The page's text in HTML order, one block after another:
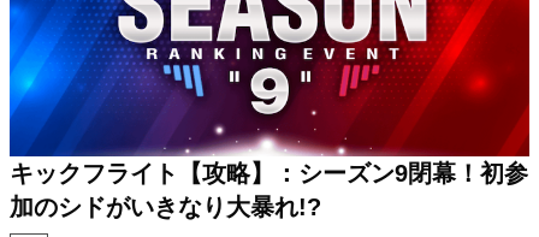
キックフライト【攻略】：シーズン9閉幕！初参
加のシドがいきなり大暴れ!?